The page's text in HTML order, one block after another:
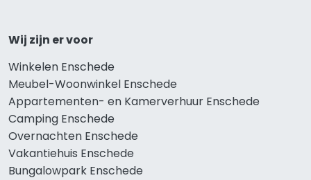
Wij zijn er voor
Winkelen Enschede
Meubel-Woonwinkel Enschede
Appartementen- en Kamerverhuur Enschede
Camping Enschede
Overnachten Enschede
Vakantiehuis Enschede
Bungalowpark Enschede